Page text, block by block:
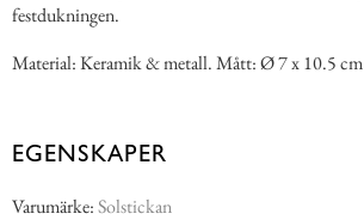
festdukningen.
Material: Keramik & metall. Mått: Ø 7 x 10.5 cm
EGENSKAPER
Varumärke:Solstickan